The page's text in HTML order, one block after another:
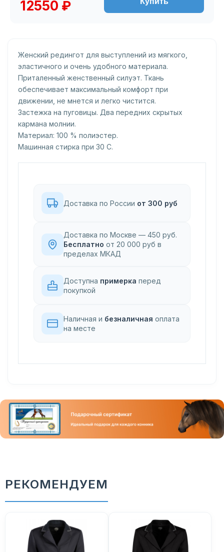
12550 ₽
Женский редингот для выступлений из мягкого,
эластичного и очень удобного материала.
Приталенный женственный силуэт. Ткань
обеспечивает максимальный комфорт при
движении, не мнется и легко чистится.
Застежка на пуговицы. Два передниx скрытыx
кармана молнии.
Материал: 100 % полиэстер.
Машинная стирка при 30 C.
Доставка по России от 300 руб
Доставка по Москве — 450 руб.
Бесплатно от 20 000 руб в
пределах МКАД
Доступна примерка перед
покупкой
Наличная и безналичная оплата
на месте
РЕКОМЕНДУЕМ